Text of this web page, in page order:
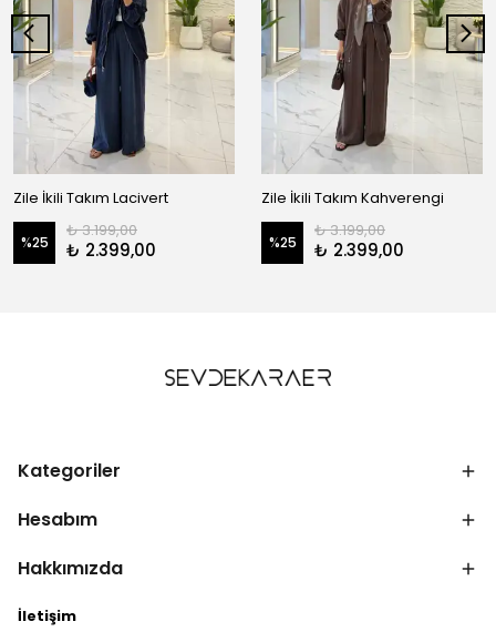
Zile İkili Takım Lacivert
%25
₺ 3.199,00
₺ 2.399,00
Zile İkili Takım Kahverengi
%25
₺ 3.199,00
₺ 2.399,00
Kategoriler
Hesabım
Hakkımızda
İletişim